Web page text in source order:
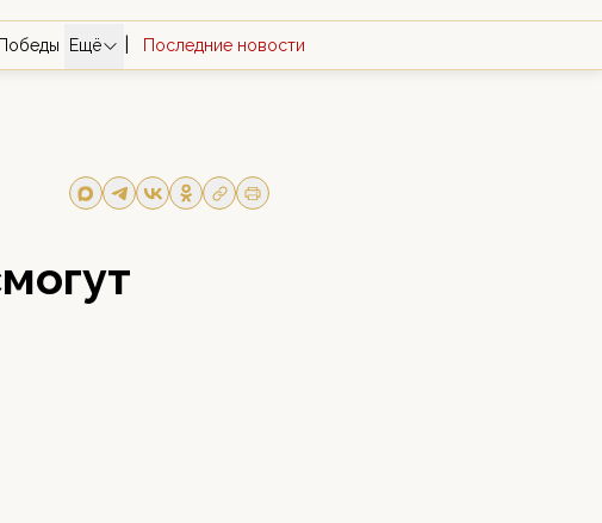
Ещё Последние новости